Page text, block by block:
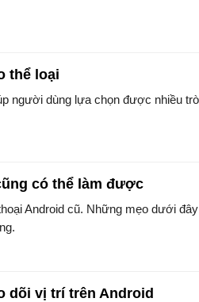
thể loại
người dùng lựa chọn được nhiều trò
có thể làm được
Android cũ. Những mẹo dưới đây
dõi vị trí trên Android